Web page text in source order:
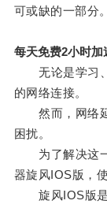
可或缺的一部分。
每天免费2小时
无论是学习、
的网络连接。
然而，网络延
困扰。
为了解决这一
器旋风IOS版，
旋风IOS版是